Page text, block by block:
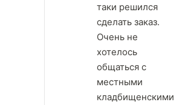
таки решился
сделать заказ.
Очень не
хотелось
общаться с
местными
кладбищенскими